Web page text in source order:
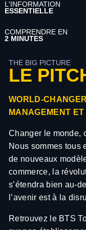
L'INFORMATION
ESSENTIELLE
COMPRENDRE EN
2 MINUTES
THE BIG PICTURE
LE
WORLD-
MANAGEMENT
Changer le monde,
Nous sommes tous
de nouveaux
commerce, la
s’étendra bien au-
l’avenir est à la
Retrouvez le BTS